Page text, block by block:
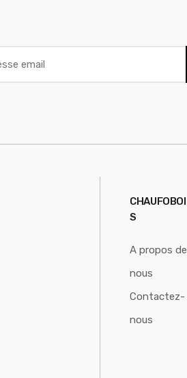
CHAUFOBOI
S
A propos de
nous
Contactez-
nous